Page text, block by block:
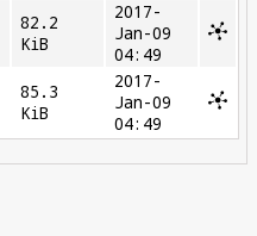
82.2
KiB
2017-
Jan-09
04:49
85.3
KiB
2017-
Jan-09
04:49